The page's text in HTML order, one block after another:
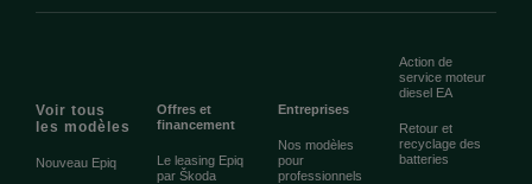
Voir tous
les modèles
Nouveau Epiq
Offres et
financement
Le leasing Epiq
par Škoda
Entreprises
Nos modèles
pour
professionnels
Action de
service moteur
diesel EA
Retour et
recyclage des
batteries